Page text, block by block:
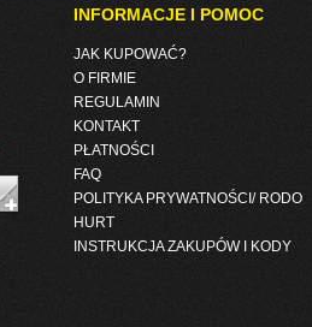
INFORMACJE I POMOC
JAK KUPOWAĆ?
O FIRMIE
REGULAMIN
KONTAKT
PŁATNOŚCI
FAQ
POLITYKA PRYWATNOŚCI/ RODO
HURT
INSTRUKCJA ZAKUPÓW I KODY